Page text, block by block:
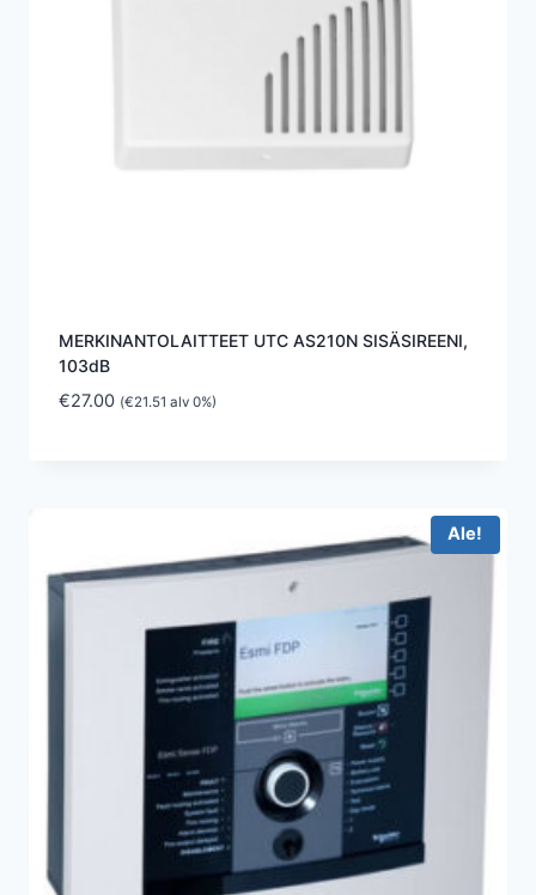
MERKINANTOLAITTEET UTC AS210N SISÄSIREENI,
103dB
€27.00 (€21.51 alv 0%)
Ale!